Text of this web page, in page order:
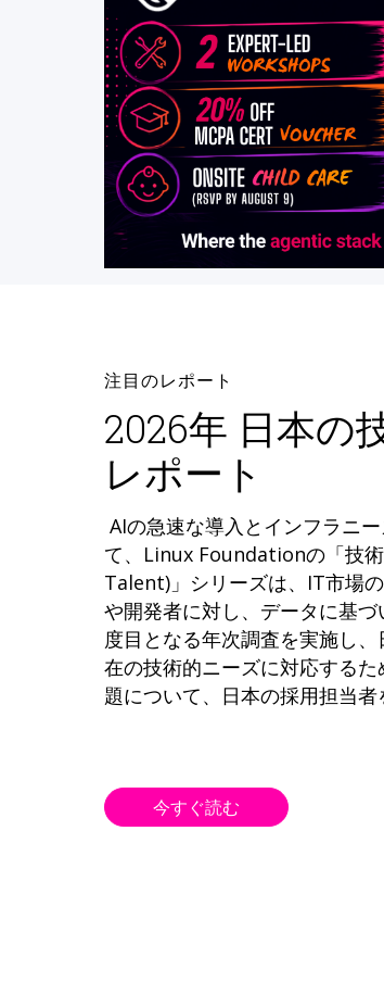
注目のレポート
2026年 日本の
レポート
AIの急速な導入とインフラニ
て、Linux Foundationの「技
Talent)」シリーズは、IT市場
や開発者に対し、データに基
度目となる年次調査を実施し
在の技術的ニーズに対応する
題について、日本の採用担当者
今すぐ読む